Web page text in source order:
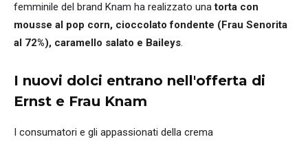
femminile del brand Knam ha realizzato unatorta con
mousse al pop corn, cioccolato fondente (Frau Senorita
al 72%), caramello salato e Baileys.
I nuovi dolci entrano nell'offerta di
Ernst e Frau Knam
I consumatori e gli appassionati della crema